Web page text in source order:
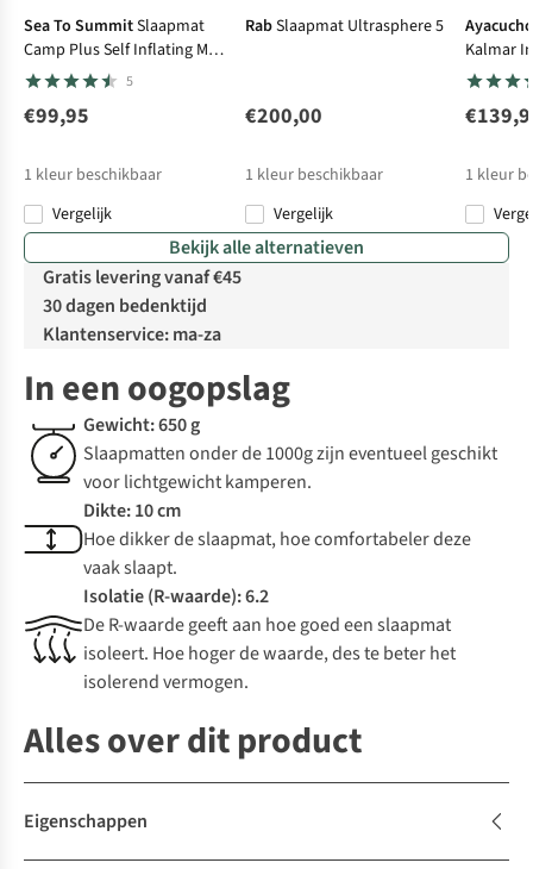
Sea To SummitSlaapmat
Camp Plus Self Inflating Mat
- Regular
5
€99,95
1 kleur beschikbaar
Vergelijk
RabSlaapmat Ultrasphere 5
€200,00
1 kleur beschikbaar
Vergelijk
Kalmar
1 kleur
Bekijk alle alternatieven
Gratis levering vanaf €45
30 dagen bedenktijd
Klantenservice: ma-za
In een oogopslag
Gewicht: 650 g
Slaapmatten onder de 1000g zijn eventueel geschikt
voor lichtgewicht kamperen.
Dikte: 10 cm
Hoe dikker de slaapmat, hoe comfortabeler deze
vaak slaapt.
Isolatie (R-waarde): 6.2
De R-waarde geeft aan hoe goed een slaapmat
isoleert. Hoe hoger de waarde, des te beter het
isolerend vermogen.
Alles over dit product
Eigenschappen